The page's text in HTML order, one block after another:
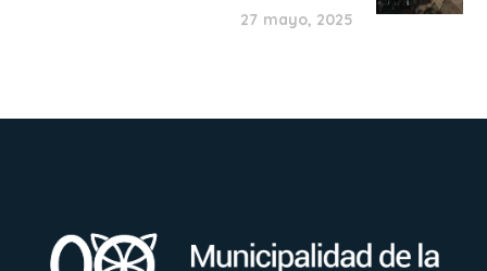
27 mayo, 2025